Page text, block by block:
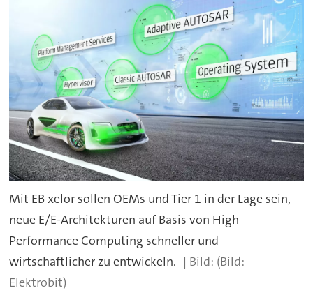
Mit EB xelor sollen OEMs und Tier 1 in der Lage sein,
neue E/E-Architekturen auf Basis von High
Performance Computing schneller und
wirtschaftlicher zu entwickeln.
(Bild:
Elektrobit)